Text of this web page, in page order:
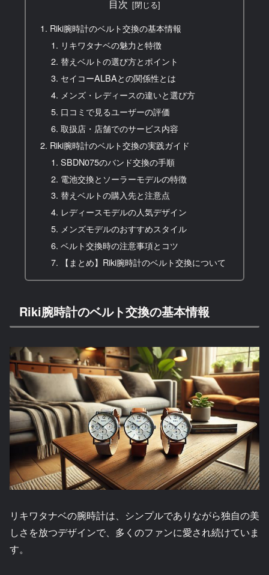
目次
Riki腕時計のベルト交換の基本情報
リキワタナベの魅力と特徴
替えベルトの選び方とポイント
セイコーALBAとの関係性とは
メンズ・レディースの違いと選び方
口コミで見るユーザーの評価
取扱店・店舗でのサービス内容
Riki腕時計のベルト交換の実践ガイド
SBDN075のバンド交換の手順
電池交換とソーラーモデルの特徴
替えベルトの購入先と注意点
レディースモデルの人気デザイン
メンズモデルのおすすめスタイル
ベルト交換時の注意事項とコツ
【まとめ】Riki腕時計のベルト交換について
Riki腕時計のベルト交換の基本情報
リキワタナベの腕時計は、シンプルでありながら独自の美
しさを放つデザインで、多くのファンに愛され続けていま
す。